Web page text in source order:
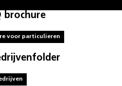
brochure
voor particulieren